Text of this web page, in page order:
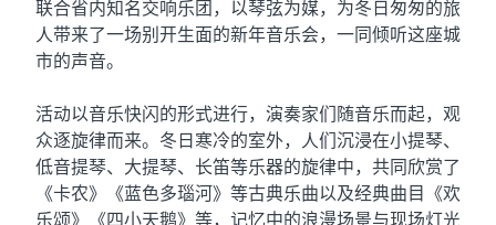
联合省内知名交响乐团，以琴弦为媒，为冬日匆匆的旅
人带来了一场别开生面的新年音乐会，一同倾听这座城
市的声音。
活动以音乐快闪的形式进行，演奏家们随音乐而起，观
众逐旋律而来。冬日寒冷的室外，人们沉浸在小提琴、
低音提琴、大提琴、长笛等乐器的旋律中，共同欣赏了
《卡农》《蓝色多瑙河》等古典乐曲以及经典曲目《欢
乐颂》《四小天鹅》等，记忆中的浪漫场景与现场灯光